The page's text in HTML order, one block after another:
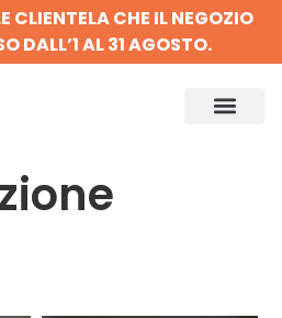
CLIENTELA CHE IL NEGOZIO
DALL’1 AL 31 AGOSTO.